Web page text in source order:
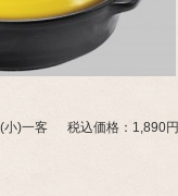
小)一客 税込価格：1,890円